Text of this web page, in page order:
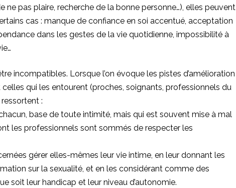
ne pas plaire, recherche de la bonne personne…), elles peuvent
cas : manque de confiance en soi accentué, acceptation
dans les gestes de la vie quotidienne, impossibilité à
incompatibles. Lorsque l’on évoque les pistes d’amélioration
qui les entourent (proches, soignants, professionnels du
:
base de toute intimité, mais qui est souvent mise à mal
les professionnels sont sommés de respecter les
gérer elles-mêmes leur vie intime, en leur donnant les
sur la sexualité, et en les considérant comme des
soit leur handicap et leur niveau d’autonomie.